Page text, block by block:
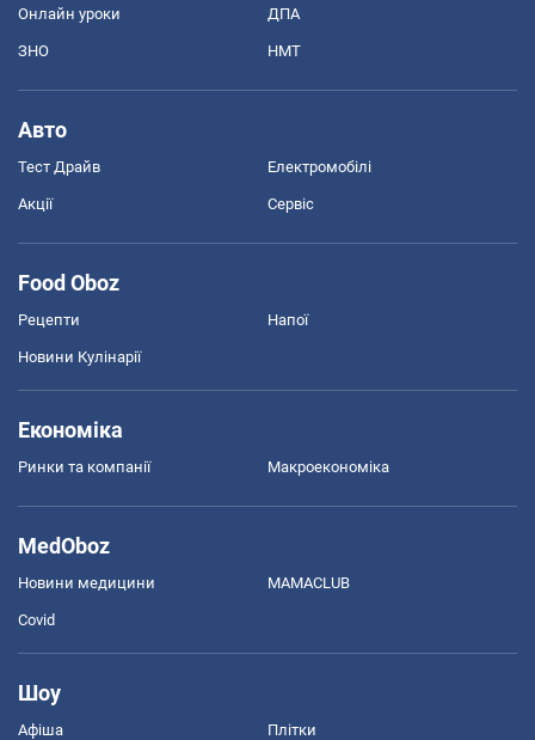
Онлайн уроки ДПА
ЗНО НМТ
Авто
Тест Драйв Електромобілі
Акції Сервіс
Food Oboz
Рецепти Напої
Новини Кулінарії
Економіка
Ринки та компанії Макроекономіка
MedOboz
Новини медицини MAMACLUB
Covid
Шоу
Афіша Плітки